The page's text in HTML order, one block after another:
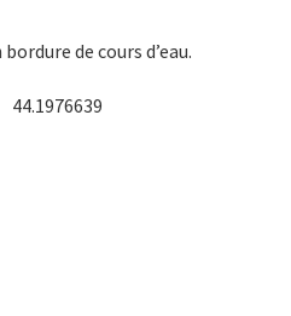
de cours d’eau.